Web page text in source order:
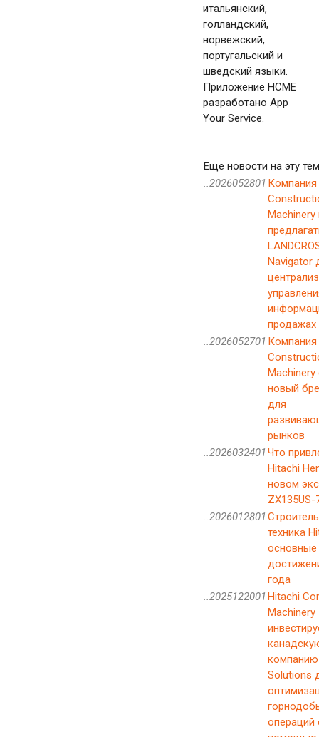
итальянский,
голландский,
норвежский,
португальский и
шведский языки.
Приложение HCME
разработано App
Your Service.
Еще новости на эту
..2026052801 Компания
Machinery
Navigator
..2026052701 Компания
Machinery
новый
для
рынков
..2026032401 Что
Hitachi
новом
ZX135US-
..2026012801
техника
основные
года
..2025122001 Hitachi
Machinery
компанию
Solutions
операций